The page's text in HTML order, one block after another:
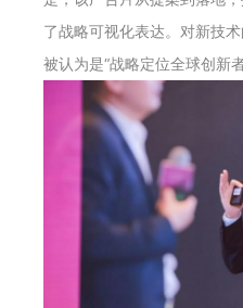
了战略可视化表达。对新技
被认为是“战略定位全球创新